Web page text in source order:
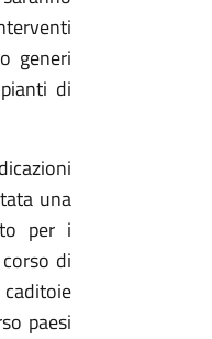
generi
di
una
per i
di
paesi